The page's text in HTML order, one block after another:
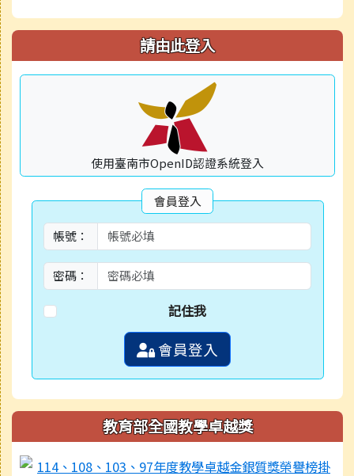
請由此登入
使用臺南市OpenID認證系統登入
會員登入
帳號：
密碼：
記住我
會員登入
教育部全國教學卓越獎